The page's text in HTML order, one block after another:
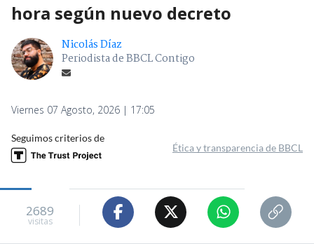
hora según nuevo decreto
Nicolás Díaz
Periodista de BBCL Contigo
Viernes 07 Agosto, 2026 | 17:05
Seguimos criterios de
Ética y transparencia de BBCL
2689
visitas